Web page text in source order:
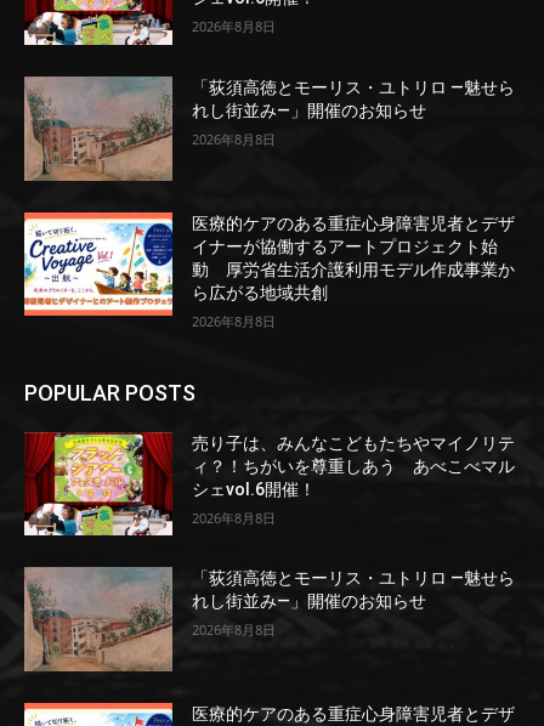
2026年8月8日
「荻須高徳とモーリス・ユトリロ ―魅せら
れし街並み―」開催のお知らせ
2026年8月8日
医療的ケアのある重症心身障害児者とデザ
イナーが協働するアートプロジェクト始
動 厚労省生活介護利用モデル作成事業か
ら広がる地域共創
2026年8月8日
POPULAR POSTS
売り子は、みんなこどもたちやマイノリテ
ィ？！ちがいを尊重しあう あべこべマル
シェvol.6開催！
2026年8月8日
「荻須高徳とモーリス・ユトリロ ―魅せら
れし街並み―」開催のお知らせ
2026年8月8日
医療的ケアのある重症心身障害児者とデザ